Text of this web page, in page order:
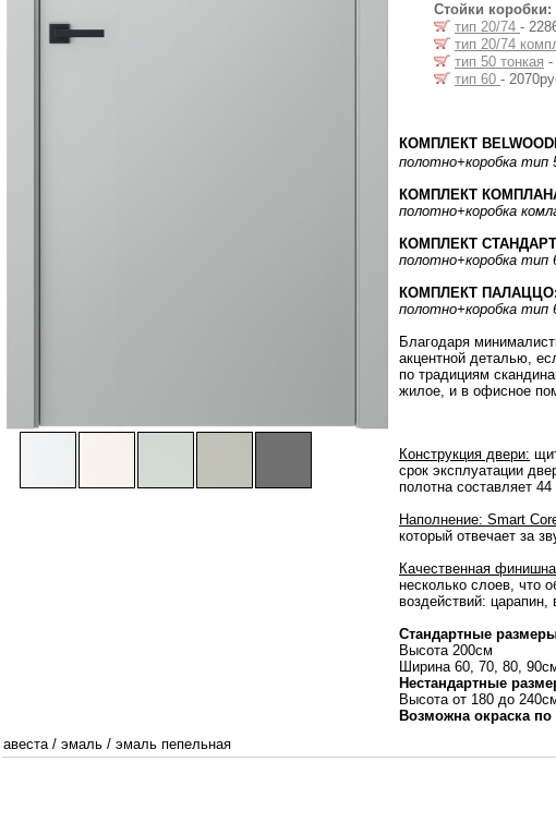
Стойки коробки:
тип 20/74 -
тип 20/74
тип 50 тонкая -
тип 60 -
КОМПЛЕКТ
полотно+коробка тип
КОМПЛЕКТ
полотно+коробка
КОМПЛЕКТ
полотно+коробка тип
КОМПЛЕКТ ПАЛАЦЦО:
полотно+коробка тип
Благодаря
акцентной деталью,
по традициям
жилое, и в офисное
Конструкция двери:
срок эксплуатации
полотна составляет
Наполнение: Smart
который отвечает за
Качественная
несколько слоев, что
воздействий: царапин,
Стандартные
Высота 200см
Ширина 60, 70, 80,
Нестандартные
Высота от 180 до
Возможна окраска по
авеста/ эмаль / эмаль пепельная